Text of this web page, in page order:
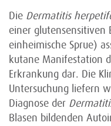
Die Dermatitis
einer glutensensitiven
einheimische Sprue)
kutane Manifestation
Erkrankung dar. Die
Untersuchung liefern
Diagnose der
Blasen bildenden